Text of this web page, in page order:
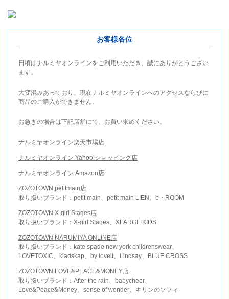
お客様各位
日頃はナルミヤオンラインをご利用いただき、誠にありがとうござい
ます。
大変混みあっており、現在ナルミヤオンラインへのアクセスならびに
商品のご購入ができません。
お急ぎの場合は下記店舗にて、お買い求めください。
ナルミヤオンライン楽天市場店
ナルミヤオンライン Yahoo!ショッピング店
ナルミヤオンライン Amazon店
ZOZOTOWN petitmain店
取り扱いブランド：petit main、petit main LIEN、b・ROOM
ZOZOTOWN X-girl Stages店
取り扱いブランド：X-girl Stages、XLARGE KIDS
ZOZOTOWN NARUMIYA ONLINE店
取り扱いブランド：kate spade new york childrenswear、
LOVETOXIC、kladskap、by loveit、Lindsay、BLUE CROSS
ZOZOTOWN LOVE&PEACE&MONEY店
取り扱いブランド：After the rain、babycheer、
Love&Peace&Money、sense of wonder、キリンのソフィ